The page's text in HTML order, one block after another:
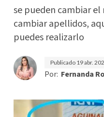
se pueden cambiar
cambiar apellidos,
puedes realizarlo
Publicado 19 abr.
Por: Fernanda